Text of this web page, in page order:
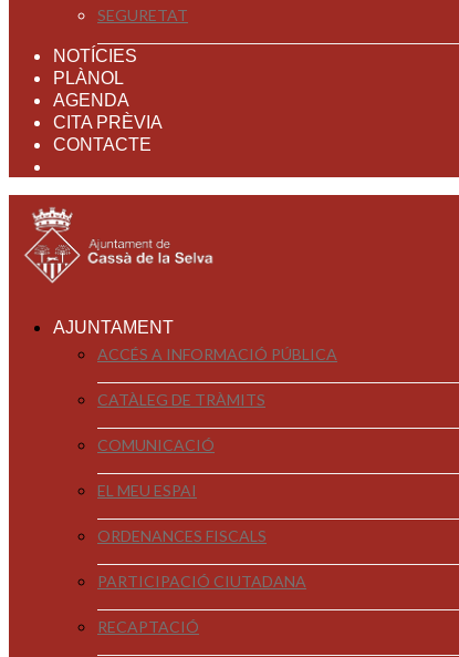
SEGURETAT
NOTÍCIES
PLÀNOL
AGENDA
CITA PRÈVIA
CONTACTE
AJUNTAMENT
ACCÉS A INFORMACIÓ PÚBLICA
CATÀLEG DE TRÀMITS
COMUNICACIÓ
EL MEU ESPAI
ORDENANCES FISCALS
PARTICIPACIÓ CIUTADANA
RECAPTACIÓ